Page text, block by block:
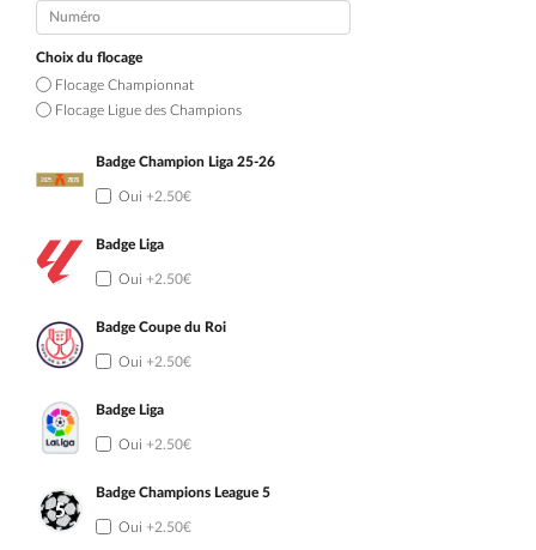
Choix du flocage
Flocage Championnat
Flocage Ligue des Champions
Badge Champion Liga 25-26
Oui +2.50€
Badge Liga
Oui +2.50€
Badge Coupe du Roi
Oui +2.50€
Badge Liga
Oui +2.50€
Badge Champions League 5
Oui +2.50€